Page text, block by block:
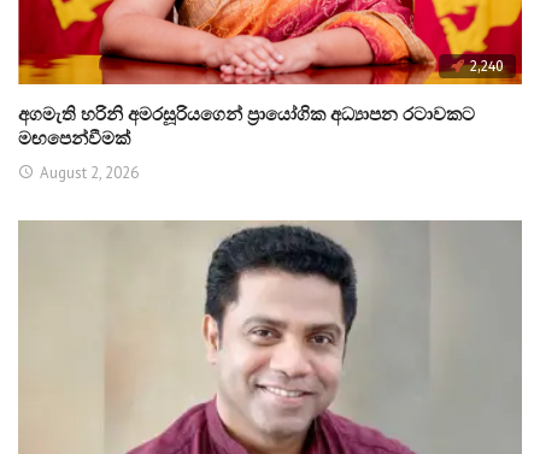
2,240
අගමැති හරිනි අමරසූරියගෙන් ප්‍රායෝගික අධ්‍යාපන රටාවකට
මඟපෙන්වීමක්
August 2, 2026